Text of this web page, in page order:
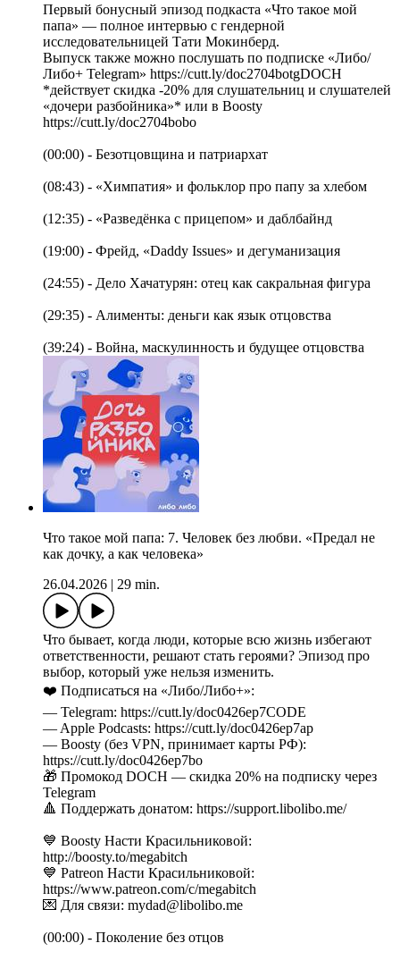
Первый бонусный эпизод подкаста «Что такое мой
папа» — полное интервью с гендерной
исследовательницей Тати Мокинберд.
Выпуск также можно послушать по подписке «Либо/
Либо+ Telegram» https://cutt.ly/doc2704botgDOCH
*действует скидка -20% для слушательниц и слушателей
«дочери разбойника»* или в Boosty
https://cutt.ly/doc2704bobo
(00:00) - Безотцовщина и патриархат
(08:43) - «Химпатия» и фольклор про папу за хлебом
(12:35) - «Разведёнка с прицепом» и даблбайнд
(19:00) - Фрейд, «Daddy Issues» и дегуманизация
(24:55) - Дело Хачатурян: отец как сакральная фигура
(29:35) - Алименты: деньги как язык отцовства
(39:24) - Война, маскулинность и будущее отцовства
Что такое мой папа: 7. Человек без любви. «Предал не
как дочку, а как человека»
26.04.2026 | 29 min.
Что бывает, когда люди, которые всю жизнь избегают
ответственности, решают стать героями? Эпизод про
выбор, который уже нельзя изменить.
❤️ Подписаться на «Либо/Либо+»:
— Telegram: https://cutt.ly/doc0426ep7CODE
— Apple Podcasts: https://cutt.ly/doc0426ep7ap
— Boosty (без VPN, принимает карты РФ):
https://cutt.ly/doc0426ep7bo
🎁 Промокод DOCH — скидка 20% на подписку через
Telegram
🔺 Поддержать донатом: https://support.libolibo.me/
💙 Boosty Насти Красильниковой:
http://boosty.to/megabitch
💙 Patreon Насти Красильниковой:
https://www.patreon.com/c/megabitch
💌 Для связи: mydad@libolibo.me
(00:00) - Поколение без отцов